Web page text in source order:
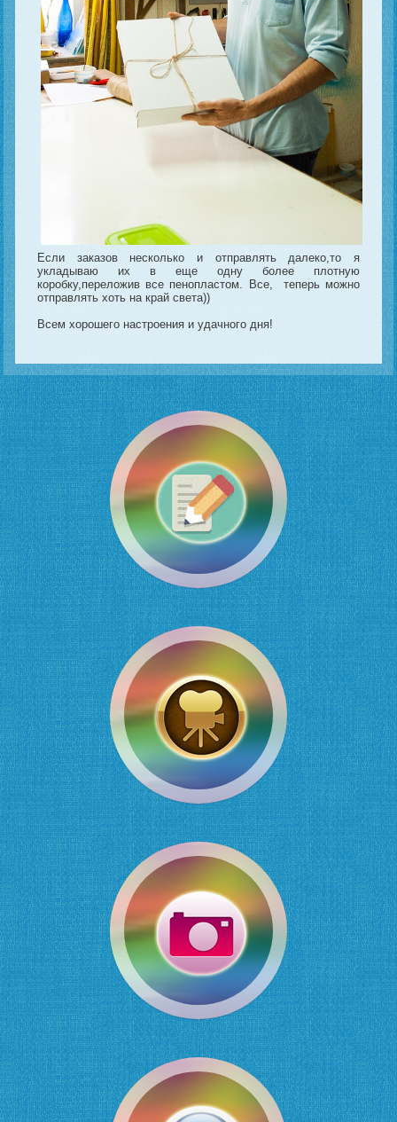
Если заказов несколько и отправлять далеко,то я
укладываю их в еще одну более плотную
коробку,переложив все пенопластом. Все, теперь можно
отправлять хоть на край света))
Всем хорошего настроения и удачного дня!